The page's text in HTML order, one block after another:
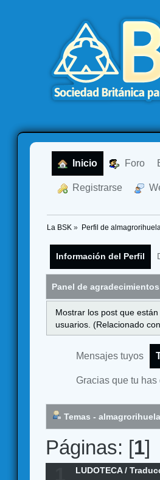
Inicio Foro
Registrarse
La BSK » Perfil de almagrorihuela
Información del Perfil
Panel de agradecimientos
Mostrar los post que
usuarios. (Relacionado
Mensajes tuyos
Gracias que tu
Temas - almagrorihuela
Páginas: [1]
LUDOTECA/